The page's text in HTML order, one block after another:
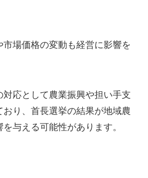
市場価格の変動も経営に影響を
対応として農業振興や担い手支
り、首長選挙の結果が地域農
与える可能性があります。